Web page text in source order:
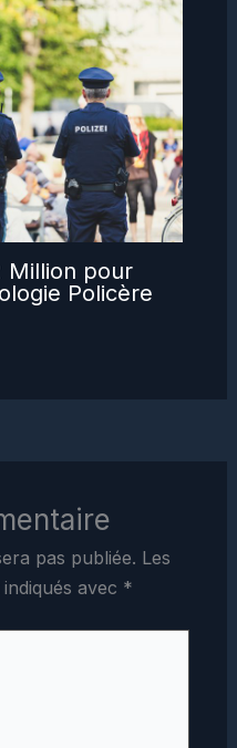
Million pour
Policère
pas publiée. Les
avec *